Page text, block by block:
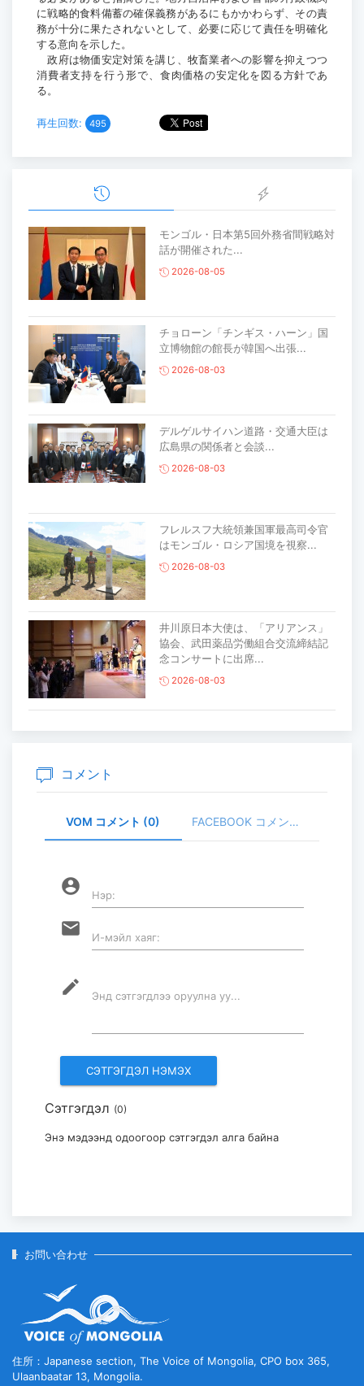
に戦略的食料備蓄の確保義務があるにもかかわらず、その責
務が十分に果たされないとして、必要に応じて責任を明確化
する意向を示した。
政府は物価安定対策を講じ、牧畜業者への影響を抑えつつ
消費者支持を行う形で、食肉価格の安定化を図る方針であ
る。
再生回数: 495
モンゴル・日本第5回外務省間戦略対
話が開催された...
2026-08-05
チョローン「チンギス・ハーン」国
立博物館の館長が韓国へ出張...
2026-08-03
デルゲルサイハン道路・交通大臣は
広島県の関係者と会談...
2026-08-03
フレルスフ大統領兼国軍最高司令官
はモンゴル・ロシア国境を視察...
2026-08-03
井川原日本大使は、「アリアンス」
協会、武田薬品労働組合交流締結記
念コンサートに出席...
2026-08-03
家畜頭数は約7800万頭に達する見通
し
訪問した...
2026-07-29
Mongolia and Japan」...
コメント
VOM コメント (0) FACEBOOK コメント (
account_circle Нэр:
email И-мэйл хаяг:
mode_edit Энд сэтгэгдлээ оруулна уу...
Сэтгэгдэл (0)
Энэ мэдээнд одоогоор сэтгэгдэл алга байна
お問い合わせ
住所：Japanese section, The Voice of Mongolia, CPO box 365,
Ulaanbaatar 13, Mongolia.